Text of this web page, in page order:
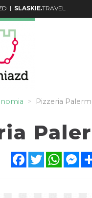
| SLASKIE.TRAVEL
Pizzeria
FacebookTwitter